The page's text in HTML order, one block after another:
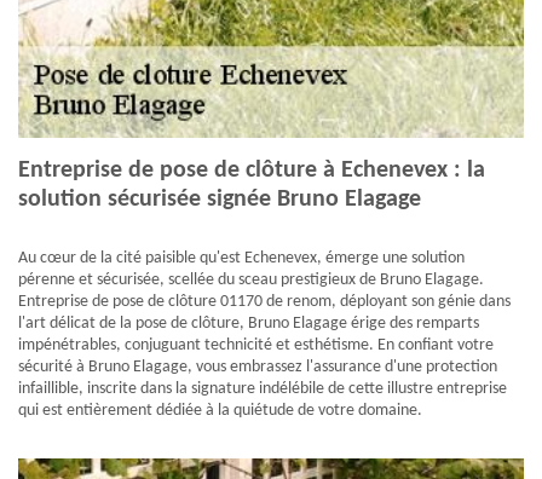
Entreprise de pose de clôture à Echenevex : la
solution sécurisée signée Bruno Elagage
Au cœur de la cité paisible qu'est Echenevex, émerge une solution
pérenne et sécurisée, scellée du sceau prestigieux de Bruno Elagage.
Entreprise de pose de clôture 01170 de renom, déployant son génie dans
l'art délicat de la pose de clôture, Bruno Elagage érige des remparts
impénétrables, conjuguant technicité et esthétisme. En confiant votre
sécurité à Bruno Elagage, vous embrassez l'assurance d'une protection
infaillible, inscrite dans la signature indélébile de cette illustre entreprise
qui est entièrement dédiée à la quiétude de votre domaine.